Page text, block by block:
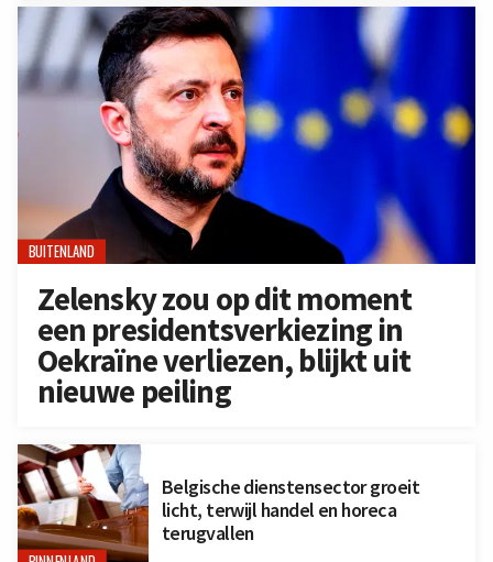
BUITENLAND
Zelensky zou op dit moment
een presidentsverkiezing in
Oekraïne verliezen, blijkt uit
nieuwe peiling
Belgische dienstensector groeit
licht, terwijl handel en horeca
terugvallen